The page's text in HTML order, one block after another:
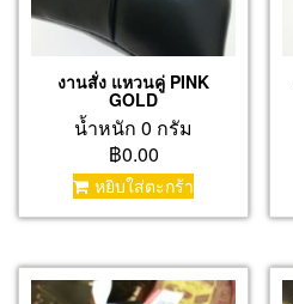
งานสั่ง แหวนคู่ PINK
GOLD
น้ำหนัก 0 กรัม
฿0.00
หยิบใส่ตะกร้า